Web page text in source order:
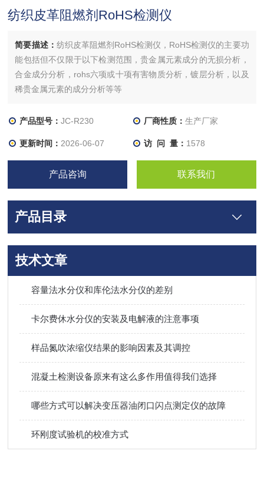
纺织皮革阻燃剂RoHS检测仪
简要描述： 纺织皮革阻燃剂RoHS检测仪，RoHS检测仪的主要功
能包括但不仅限于以下检测范围，贵金属元素成分的无损分析，
合金成分分析，rohs六项或十项有害物质分析，镀层分析，以及
稀贵金属元素的成分分析等等
产品型号：JC-R230 厂商性质： 生产厂家
更新时间： 2026-06-07 访 问 量： 1578
产品咨询 联系我们
产品目录
技术文章
容量法水分仪和库伦法水分仪的差别
卡尔费休水分仪的安装及电解液的注意事项
样品氮吹浓缩仪结果的影响因素及其调控
混凝土检测设备原来有这么多作用值得我们选择
哪些方式可以解决变压器油闭口闪点测定仪的故障
环刚度试验机的校准方式